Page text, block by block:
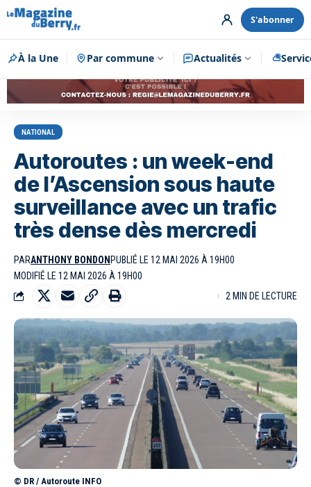
S'abonner
À la Une Par commune Actualités
Publicité
NATIONAL
Autoroutes : un week-end
de l’Ascension sous haute
surveillance avec un trafic
très dense dès mercredi
PARANTHONY BONDON PUBLIÉ LE 12 MAI 2026 À 19H00
MODIFIÉ LE 12 MAI 2026 À 19H00
2 MIN DE LECTURE
© DR / Autoroute INFO